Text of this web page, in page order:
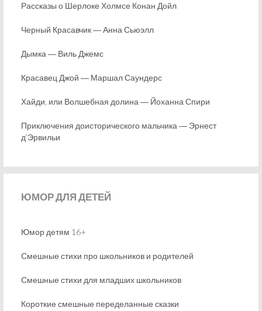
Рассказы о Шерлоке Холмсе Конан Дойл
Черный Красавчик ― Анна Сьюэлл
Дымка ― Виль Джемс
Красавец Джой ― Маршал Саундерс
Хайди, или Волшебная долина ― Йоханна Спири
Приключения доисторического мальчика ― Эрнест
д’Эрвильи
ЮМОРДЛЯ ДЕТЕЙ
Юмор детям 16+
Смешные стихи про школьников и родителей
Смешные стихи для младших школьников
Короткие смешные переделанные сказки